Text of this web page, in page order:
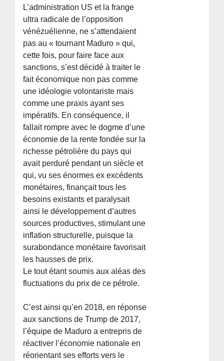
L’administration US et la frange
ultra radicale de l’opposition
vénézuélienne, ne s’attendaient
pas au « tournant Maduro » qui,
cette fois, pour faire face aux
sanctions, s’est décidé à traiter le
fait économique non pas comme
une idéologie volontariste mais
comme une praxis ayant ses
impératifs. En conséquence, il
fallait rompre avec le dogme d’une
économie de la rente fondée sur la
richesse pétrolière du pays qui
avait perduré pendant un siècle et
qui, vu ses énormes ex excédents
monétaires, finançait tous les
besoins existants et paralysait
ainsi le développement d’autres
sources productives, stimulant une
inflation structurelle, puisque la
surabondance monétaire favorisait
les hausses de prix.
Le tout étant soumis aux aléas des
fluctuations du prix de ce pétrole.
C’est ainsi qu’en 2018, en réponse
aux sanctions de Trump de 2017,
l’équipe de Maduro a entrepris de
réactiver l’économie nationale en
réorientant ses efforts vers le